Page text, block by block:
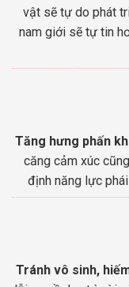
vật sẽ tự do phát
nam giới sẽ tự tin
Tăng hưng phấn
căng cảm xúc
định năng lực
Tránh vô sinh,